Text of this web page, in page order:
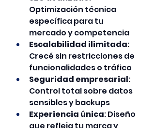
Optimización técnica
específica para tu
mercado y competencia
Escalabilidad ilimitada:
Crecé sin restricciones de
funcionalidades o tráfico
Seguridad empresarial:
Control total sobre datos
sensibles y backups
Experiencia única: Diseño